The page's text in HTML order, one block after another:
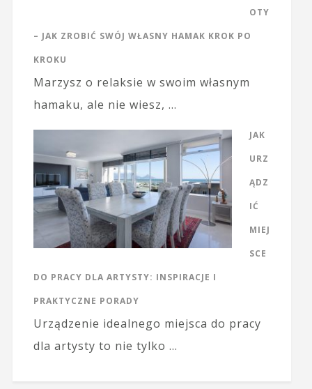
OTY
– JAK ZROBIĆ SWÓJ WŁASNY HAMAK KROK PO
KROKU
Marzysz o relaksie w swoim własnym
hamaku, ale nie wiesz, …
JAK
URZ
ĄDZ
IĆ
MIEJ
SCE
DO PRACY DLA ARTYSTY: INSPIRACJE I
PRAKTYCZNE PORADY
Urządzenie idealnego miejsca do pracy
dla artysty to nie tylko …